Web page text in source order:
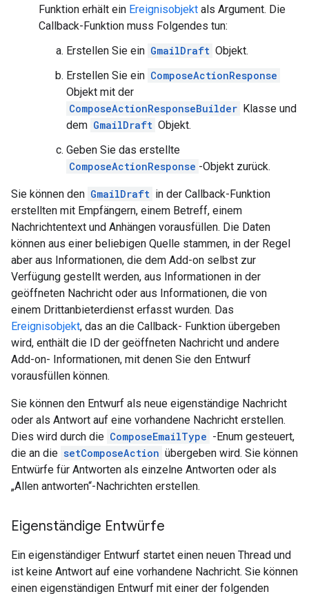
Funktion erhält ein Ereignisobjekt als Argument. Die
Callback-Funktion muss Folgendes tun:
Erstellen Sie ein GmailDraft Objekt.
Erstellen Sie ein ComposeActionResponse
Objekt mit der
ComposeActionResponseBuilder Klasse und
dem GmailDraft Objekt.
Geben Sie das erstellte
ComposeActionResponse -Objekt zurück.
Sie können den GmailDraft in der Callback-Funktion
erstellten mit Empfängern, einem Betreff, einem
Nachrichtentext und Anhängen vorausfüllen. Die Daten
können aus einer beliebigen Quelle stammen, in der Regel
aber aus Informationen, die dem Add-on selbst zur
Verfügung gestellt werden, aus Informationen in der
geöffneten Nachricht oder aus Informationen, die von
einem Drittanbieterdienst erfasst wurden. Das
Ereignisobjekt, das an die Callback- Funktion übergeben
wird, enthält die ID der geöffneten Nachricht und andere
Add-on- Informationen, mit denen Sie den Entwurf
vorausfüllen können.
Sie können den Entwurf als neue eigenständige Nachricht
oder als Antwort auf eine vorhandene Nachricht erstellen.
Dies wird durch die ComposeEmailType -Enum gesteuert,
die an die setComposeAction übergeben wird. Sie können
Entwürfe für Antworten als einzelne Antworten oder als
„Allen antworten“-Nachrichten erstellen.
Eigenständige Entwürfe
Ein eigenständiger Entwurf startet einen neuen Thread und
ist keine Antwort auf eine vorhandene Nachricht. Sie können
einen eigenständigen Entwurf mit einer der folgenden